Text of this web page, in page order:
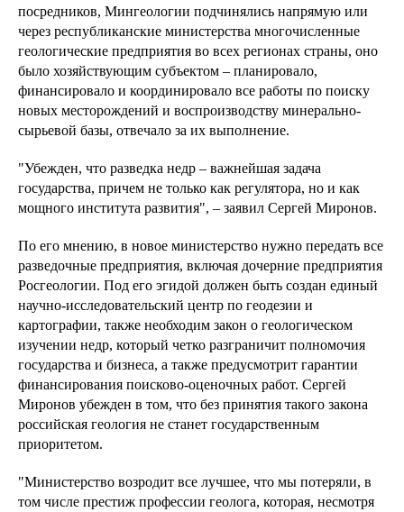
посредников, Мингеологии подчинялись напрямую или
через республиканские министерства многочисленные
геологические предприятия во всех регионах страны, оно
было хозяйствующим субъектом – планировало,
финансировало и координировало все работы по поиску
новых месторождений и воспроизводству минерально-
сырьевой базы, отвечало за их выполнение.
"Убежден, что разведка недр – важнейшая задача
государства, причем не только как регулятора, но и как
мощного института развития", – заявил Сергей Миронов.
По его мнению, в новое министерство нужно передать все
разведочные предприятия, включая дочерние предприятия
Росгеологии. Под его эгидой должен быть создан единый
научно-исследовательский центр по геодезии и
картографии, также необходим закон о геологическом
изучении недр, который четко разграничит полномочия
государства и бизнеса, а также предусмотрит гарантии
финансирования поисково-оценочных работ. Сергей
Миронов убежден в том, что без принятия такого закона
российская геология не станет государственным
приоритетом.
"Министерство возродит все лучшее, что мы потеряли, в
том числе престиж профессии геолога, которая, несмотря